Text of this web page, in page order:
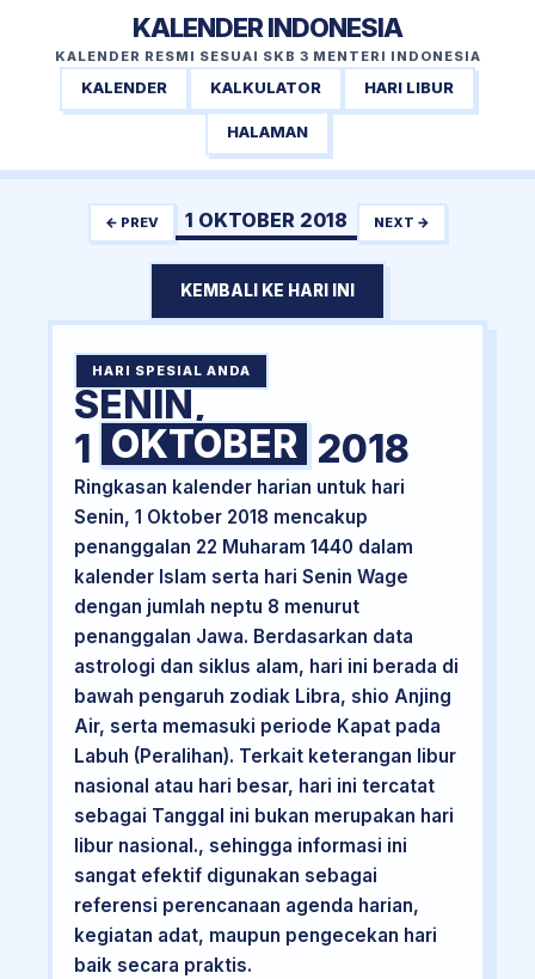
KALENDER INDONESIA
KALENDER RESMI SESUAI SKB 3 MENTERI INDONESIA
KALENDER KALKULATOR HARI LIBUR
HALAMAN
← PREV 1 OKTOBER 2018 NEXT →
KEMBALI KE HARI INI
HARI SPESIAL ANDA
SENIN,
1 OKTOBER 2018
Ringkasan kalender harian untuk hari
Senin, 1 Oktober 2018 mencakup
penanggalan 22 Muharam 1440 dalam
kalender Islam serta hari Senin Wage
dengan jumlah neptu 8 menurut
penanggalan Jawa. Berdasarkan data
astrologi dan siklus alam, hari ini berada di
bawah pengaruh zodiak Libra, shio Anjing
Air, serta memasuki periode Kapat pada
Labuh (Peralihan). Terkait keterangan libur
nasional atau hari besar, hari ini tercatat
sebagai Tanggal ini bukan merupakan hari
libur nasional., sehingga informasi ini
sangat efektif digunakan sebagai
referensi perencanaan agenda harian,
kegiatan adat, maupun pengecekan hari
baik secara praktis.